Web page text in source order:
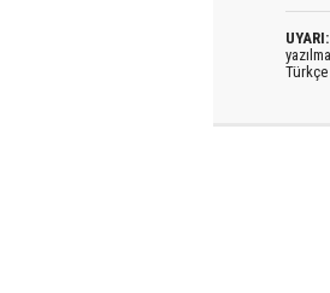
UYARI:
Türkçe